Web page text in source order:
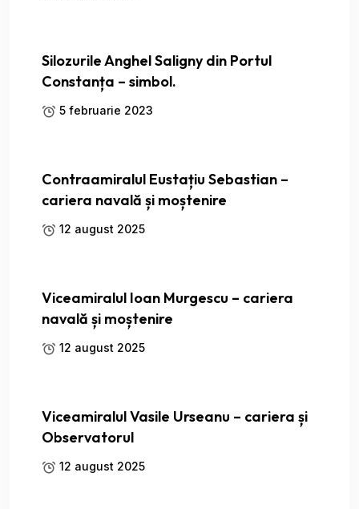
Silozurile Anghel Saligny din Portul
Constanța – simbol.
5 februarie 2023
Contraamiralul Eustațiu Sebastian –
cariera navală și moștenire
12 august 2025
Viceamiralul Ioan Murgescu – cariera
navală și moștenire
12 august 2025
Viceamiralul Vasile Urseanu – cariera și
Observatorul
12 august 2025